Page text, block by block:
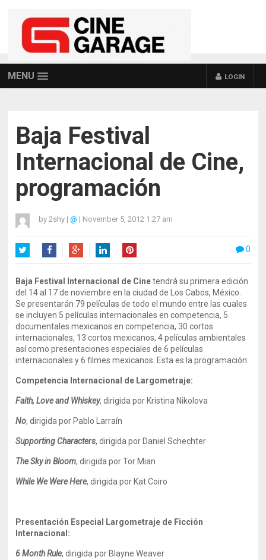
MENU LOGIN
Baja Festival
Internacional de Cine,
programación
by2shy | @ | November 5, 2012 1:27 am
0
Baja Festival Internacional de Cinetendrá su primera edición
del 14 al 17 de noviembre en la ciudad de Los Cabos, México.
Se presentarán 79 películas de todo el mundo entre las cuales
se incluyen 5 películas internacionales en competencia, 5
documentales mexicanos en competencia, 30 cortos
internacionales, 13 cortos mexicanos, 4 películas ambientales
así como presentaciones especiales de 6 películas
internacionales y 6 filmes mexicanos. Esta es la programación:
Competencia Internacional de Largometraje:
Faith, Love and Whiskey, dirigida por Kristina Nikolova
No, dirigida por Pablo Larraín
Supporting Characters, dirigida por Daniel Schechter
The Sky in Bloom, dirigida por Tor Mian
While We Were Here, dirigida por Kat Coiro
Presentación Especial Largometraje de Ficción
Internacional:
6 Month Rule, dirigida por Blayne Weaver